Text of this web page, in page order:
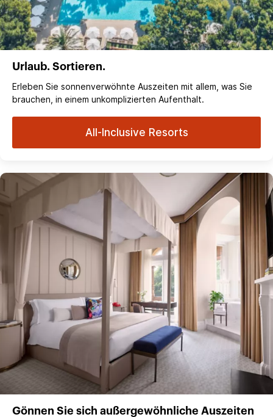
Urlaub. Sortieren.
Erleben Sie sonnenverwöhnte Auszeiten mit allem, was Sie
brauchen, in einem unkomplizierten Aufenthalt.
All-Inclusive Resorts
Gönnen Sie sich außergewöhnliche Auszeiten